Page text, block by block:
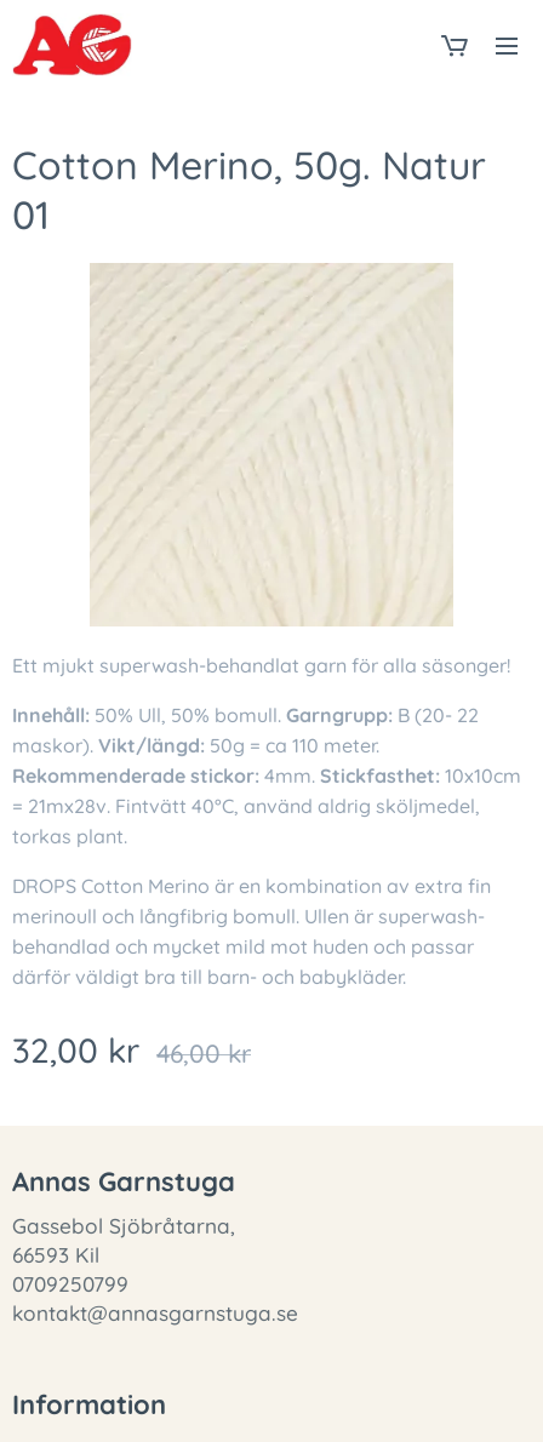
Cotton Merino, 50g. Natur
01
Ett mjukt superwash-behandlat garn för alla säsonger!
Innehåll: 50% Ull, 50% bomull. Garngrupp: B (20- 22
maskor). Vikt/längd: 50g = ca 110 meter.
Rekommenderade stickor: 4mm. Stickfasthet: 10x10cm
= 21mx28v. Fintvätt 40°C, använd aldrig sköljmedel,
torkas plant.
DROPS Cotton Merino är en kombination av extra fin
merinoull och långfibrig bomull. Ullen är superwash-
behandlad och mycket mild mot huden och passar
därför väldigt bra till barn- och babykläder.
32,00 kr 46,00kr
Annas Garnstuga
Gassebol Sjöbråtarna,
66593 Kil
0709250799
kontakt@annasgarnstuga.se
Information